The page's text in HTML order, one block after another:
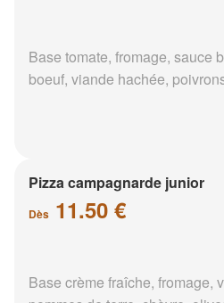
Base tomate, fromage, sauce
boeuf, viande hachée,
Pizza campagnarde junior
Dès 11.50 €
Base crème fraîche, fromage,